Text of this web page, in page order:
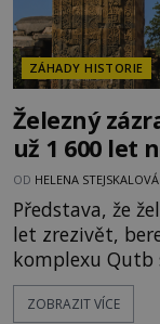
ZÁHADY HISTORIE
Železný
už 1 600 let
OD HELENA STEJSKALOVÁ
Představa, že
let zrezivět,
komplexu Qutb
železný sloup,
počasí s jen
ZOBRAZIT VÍCE